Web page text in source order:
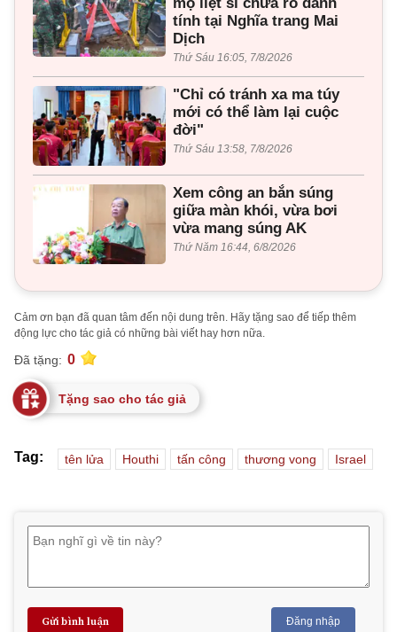
tính tại Nghĩa trang Mai
Dịch
Thứ Sáu 16:05, 7/8/2026
"Chỉ có tránh xa ma túy
mới có thể làm lại cuộc
đời"
Thứ Sáu 13:58, 7/8/2026
Xem công an bắn súng
giữa màn khói, vừa bơi
vừa mang súng AK
Thứ Năm 16:44, 6/8/2026
Cảm ơn bạn đã quan tâm đến nội dung trên. Hãy tặng sao để tiếp thêm
động lực cho tác giả có những bài viết hay hơn nữa.
Đã tặng: 0
Tặng sao cho tác giả
Tag: tên lửa Houthi tấn công thương vong Israel
Gửi bình luận Đăng nhập